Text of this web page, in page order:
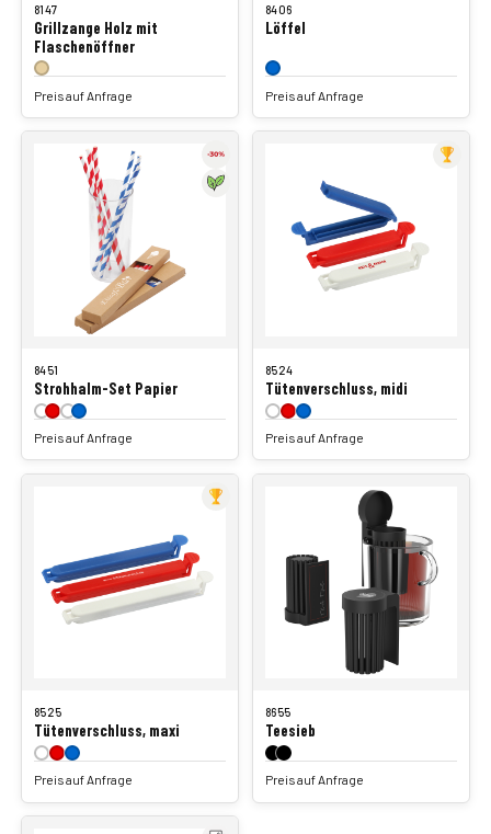
8147
Grillzange Holz mit
Flaschenöffner
Preis auf Anfrage
8406
Löffel
Preis auf Anfrage
8451
Strohhalm-Set Papier
Preis auf Anfrage
8524
Tütenverschluss, midi
Preis auf Anfrage
8525
Tütenverschluss, maxi
Preis auf Anfrage
8655
Teesieb
Preis auf Anfrage